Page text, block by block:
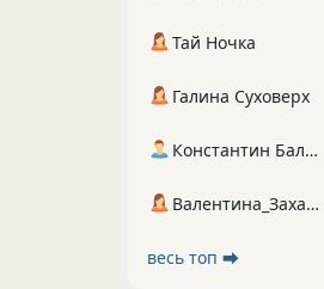
Тай Ночка
Галина Суховерх
Константин Балухта
Валентина_Захарова
весь топ ⮕